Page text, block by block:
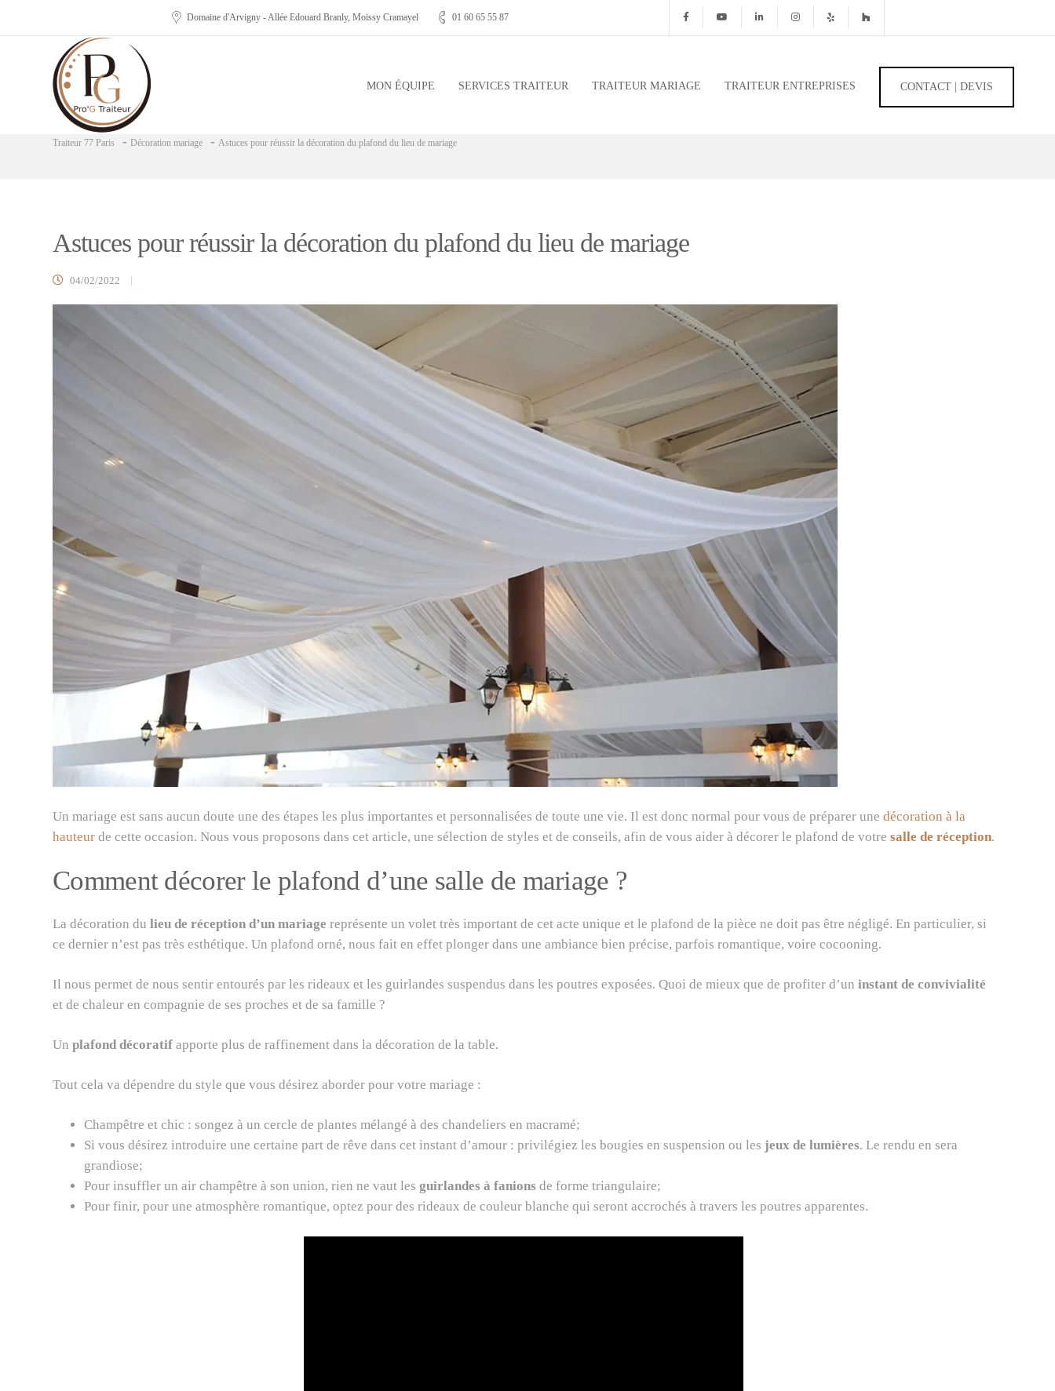
Domaine d'Arvigny - Allée Edouard Branly, Moissy Cramayel 01 60 65 55 87
MON ÉQUIPE SERVICES TRAITEUR TRAITEUR MARIAGE TRAITEUR ENTREPRISES CONTACT | DEVIS
Traiteur 77 Paris - Décoration mariage - Astuces pour réussir la décoration du plafond du lieu de mariage
Astuces pour réussir la décoration du plafond du lieu de mariage
04/02/2022
Un mariage est sans aucun doute une des étapes les plus importantes et personnalisées de toute une vie. Il est donc normal pour vous de préparer une décoration à la
hauteur de cette occasion. Nous vous proposons dans cet article, une sélection de styles et de conseils, afin de vous aider à décorer le plafond de votre salle de réception.
Comment décorer le plafond d’une salle de mariage ?
La décoration du lieu de réception d’un mariage représente un volet très important de cet acte unique et le plafond de la pièce ne doit pas être négligé. En particulier, si
ce dernier n’est pas très esthétique. Un plafond orné, nous fait en effet plonger dans une ambiance bien précise, parfois romantique, voire cocooning.
Il nous permet de nous sentir entourés par les rideaux et les guirlandes suspendus dans les poutres exposées. Quoi de mieux que de profiter d’un instant de convivialité
et de chaleur en compagnie de ses proches et de sa famille ?
Un plafond décoratif apporte plus de raffinement dans la décoration de la table.
Tout cela va dépendre du style que vous désirez aborder pour votre mariage :
Champêtre et chic : songez à un cercle de plantes mélangé à des chandeliers en macramé;
Si vous désirez introduire une certaine part de rêve dans cet instant d’amour : privilégiez les bougies en suspension ou les jeux de lumières. Le rendu en sera
grandiose;
Pour insuffler un air champêtre à son union, rien ne vaut les guirlandes à fanions de forme triangulaire;
Pour finir, pour une atmosphère romantique, optez pour des rideaux de couleur blanche qui seront accrochés à travers les poutres apparentes.